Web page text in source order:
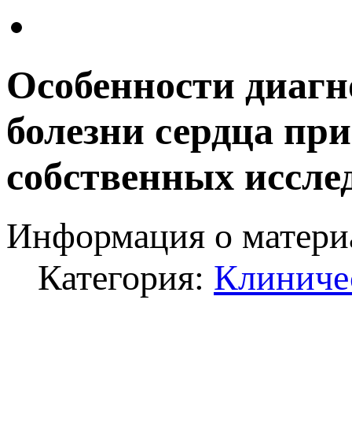
Особенности
болезни сердца
собственных
Информация о
Категория: